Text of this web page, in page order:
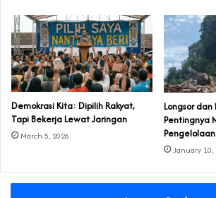
Demokrasi Kita: Dipilih Rakyat,
Tapi Bekerja Lewat Jaringan
March 5, 2026
Longsor
Pentingnya
January 10,